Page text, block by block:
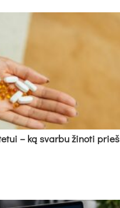
– ką svarbu žinoti prieš